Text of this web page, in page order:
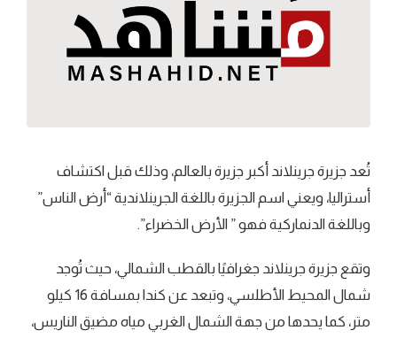
تُعد جزيرة جرينلاند أكبر جزيرة بالعالم، وذلك قبل اكتشاف
أستراليا، ويعني اسم الجزيرة باللغة الجرينلاندية “أرض الناس”
وباللغة الدنماركية فهو ” الأرض الخضراء”.
وتقع جزيرة جرينلاند جغرافيًا بالقطب الشمالي، حيث تُوجد
شمال المحيط الأطلسي، وتبعد عن كندا بمسافة 16 كيلو
متر، كما يحدها من جهة الشمال الغربي مياه مضيق الناريس،